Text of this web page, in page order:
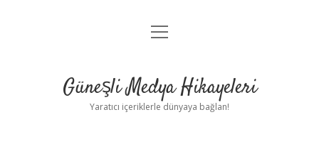
Anasayfa
Yasal Uyarı
menüyü
Güneşli Medya Hikayeleri
Yaratıcı içeriklerle dünyaya bağlan!